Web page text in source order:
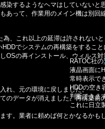
染するようなヘマはしていないと
あって、作業用のメイン機は別回
為、これ以上の延滞は許されない
でシステムの再構築をするこ
OSの再インストール、ウィルス
れ、元の環境に戻しました。
のデータが消えました。再構築前
す。業者に頼めば何とかなるかも
RATOC社の
液晶画面に
常時表示で
HDDの空き
判断できま
これに日立